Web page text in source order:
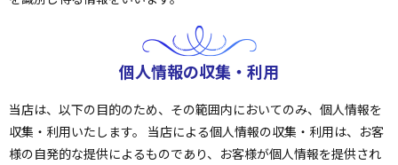
個人情報の収集・利用
当店は、以下の目的のため、その範囲内においてのみ、個人情報を
収集・利用いたします。 当店による個人情報の収集・利用は、お客
様の自発的な提供によるものであり、お客様が個人情報を提供され